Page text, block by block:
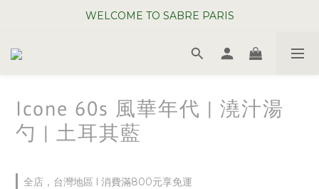
WELCOME TO SABRE PARIS
WELCOME TO SABRE PARIS
夏日年中慶全館 88 折
Icone 60s 風華年代 | 澆汁湯
勺 | 土耳其藍
全店，台灣地區 l 消費滿800元享免運